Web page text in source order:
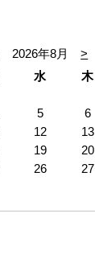
2026年8月
>
水 木
5 6
12 13
19 20
26 27